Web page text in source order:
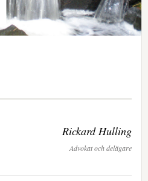
Rickard Hulling
Advokat och delägare